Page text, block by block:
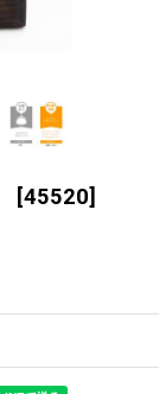
[45520]